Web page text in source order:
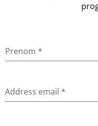
Prenom *
Address email *